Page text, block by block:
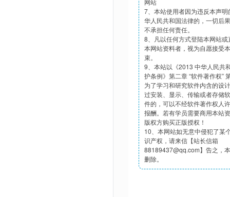
网站
7、本站使用者因为违反本声
华人民共和国法律的，一切后
不承担任何责任。
8、凡以任何方式登陆本网站
本网站资料者，视为自愿接受
束。
9、本站以《2013 中华人民共
护条例》第二章 “软件著作权”
为了学习和研究软件内含的设
过安装、显示、传输或者存储
件的，可以不经软件著作权人
报酬。若有学员需要商用本站
版权方购买正版授权！
10、本网站如无意中侵犯了某
识产权，请来信【站长信箱
88189437@qq.com】告之，
删除。